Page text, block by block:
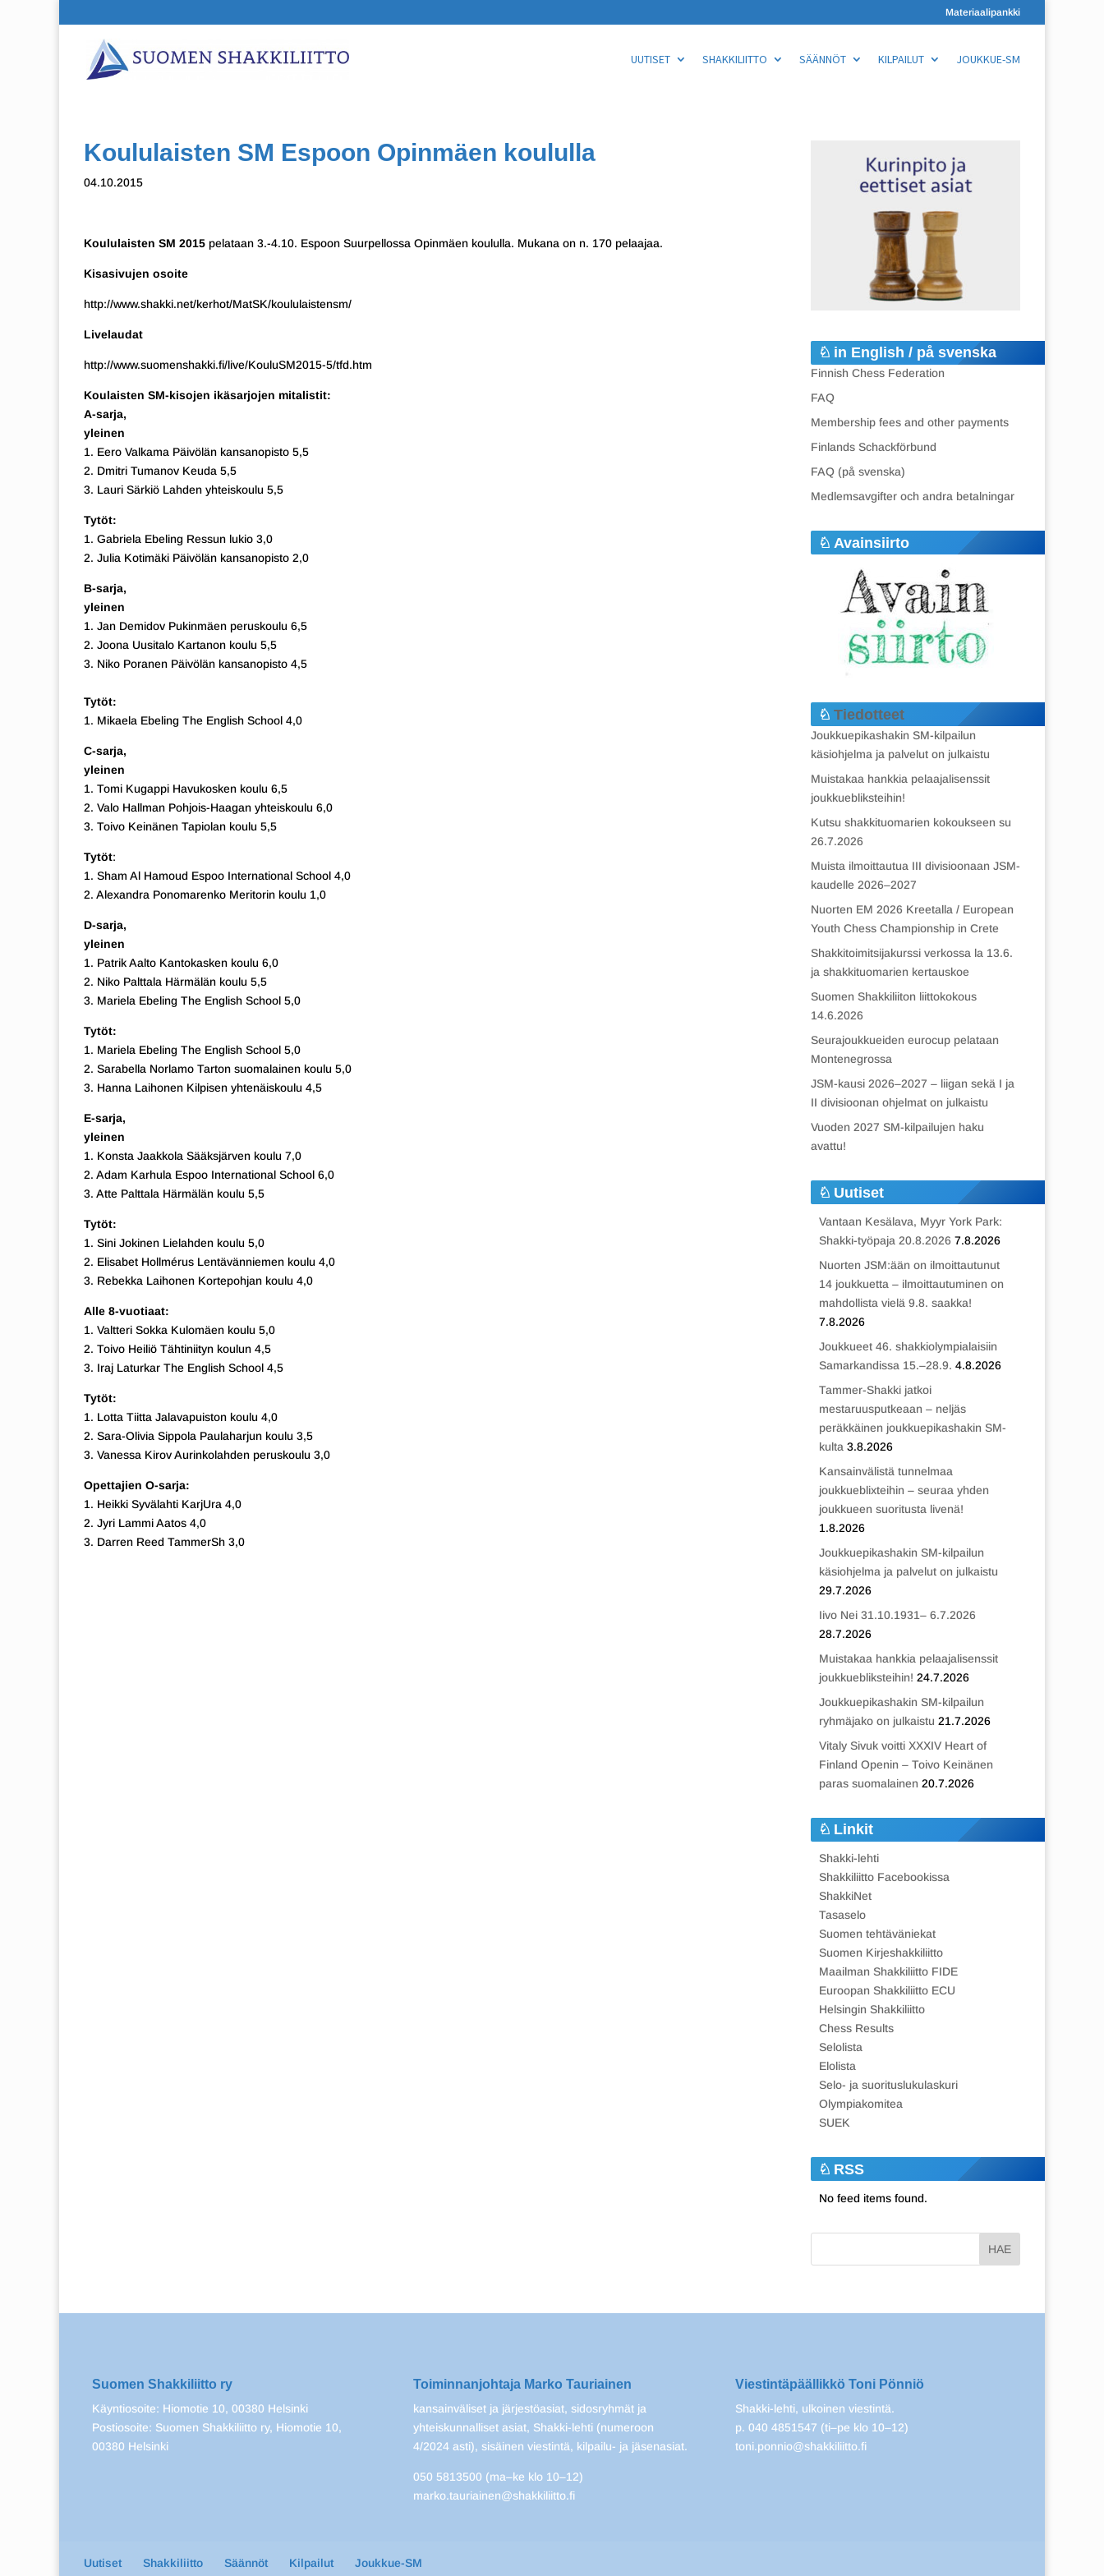
Materiaalipankki
UUTISET SHAKKILIITTO SÄÄNNÖT KILPAILUT JOUKKUE-SM
Koululaisten SM Espoon Opinmäen koululla
04.10.2015
Koululaisten SM 2015 pelataan 3.-4.10. Espoon Suurpellossa Opinmäen koululla. Mukana on n. 170 pelaajaa.
Kisasivujen osoite
http://www.shakki.net/kerhot/MatSK/koululaistensm/
Livelaudat
http://www.suomenshakki.fi/live/KouluSM2015-5/tfd.htm
Koulaisten SM-kisojen ikäsarjojen mitalistit:
A-sarja,
yleinen
1. Eero Valkama Päivölän kansanopisto 5,5
2. Dmitri Tumanov Keuda 5,5
3. Lauri Särkiö Lahden yhteiskoulu 5,5
Tytöt:
1. Gabriela Ebeling Ressun lukio 3,0
2. Julia Kotimäki Päivölän kansanopisto 2,0
B-sarja,
yleinen
1. Jan Demidov Pukinmäen peruskoulu 6,5
2. Joona Uusitalo Kartanon koulu 5,5
3. Niko Poranen Päivölän kansanopisto 4,5
Tytöt:
1. Mikaela Ebeling The English School 4,0
C-sarja,
yleinen
1. Tomi Kugappi Havukosken koulu 6,5
2. Valo Hallman Pohjois-Haagan yhteiskoulu 6,0
3. Toivo Keinänen Tapiolan koulu 5,5
Tytöt:
1. Sham Al Hamoud Espoo International School 4,0
2. Alexandra Ponomarenko Meritorin koulu 1,0
D-sarja,
yleinen
1. Patrik Aalto Kantokasken koulu 6,0
2. Niko Palttala Härmälän koulu 5,5
3. Mariela Ebeling The English School 5,0
Tytöt:
1. Mariela Ebeling The English School 5,0
2. Sarabella Norlamo Tarton suomalainen koulu 5,0
3. Hanna Laihonen Kilpisen yhtenäiskoulu 4,5
E-sarja,
yleinen
1. Konsta Jaakkola Sääksjärven koulu 7,0
2. Adam Karhula Espoo International School 6,0
3. Atte Palttala Härmälän koulu 5,5
Tytöt:
1. Sini Jokinen Lielahden koulu 5,0
2. Elisabet Hollmérus Lentävänniemen koulu 4,0
3. Rebekka Laihonen Kortepohjan koulu 4,0
Alle 8-vuotiaat:
1. Valtteri Sokka Kulomäen koulu 5,0
2. Toivo Heiliö Tähtiniityn koulun 4,5
3. Iraj Laturkar The English School 4,5
Tytöt:
1. Lotta Tiitta Jalavapuiston koulu 4,0
2. Sara-Olivia Sippola Paulaharjun koulu 3,5
3. Vanessa Kirov Aurinkolahden peruskoulu 3,0
Opettajien O-sarja:
1. Heikki Syvälahti KarjUra 4,0
2. Jyri Lammi Aatos 4,0
3. Darren Reed TammerSh 3,0
in English / på svenska
Finnish Chess Federation
FAQ
Membership fees and other payments
Finlands Schackförbund
FAQ (på svenska)
Medlemsavgifter och andra betalningar
Avainsiirto
Tiedotteet
Joukkuepikashakin SM-kilpailun
käsiohjelma ja palvelut on julkaistu
Muistakaa hankkia pelaajalisenssit
joukkuebliksteihin!
Kutsu shakkituomarien kokoukseen su
26.7.2026
Muista ilmoittautua III divisioonaan JSM-
kaudelle 2026–2027
Nuorten EM 2026 Kreetalla / European
Youth Chess Championship in Crete
Shakkitoimitsijakurssi verkossa la 13.6.
ja shakkituomarien kertauskoe
Suomen Shakkiliiton liittokokous
14.6.2026
Seurajoukkueiden eurocup pelataan
Montenegrossa
JSM-kausi 2026–2027 – liigan sekä I ja
II divisioonan ohjelmat on julkaistu
Vuoden 2027 SM-kilpailujen haku
avattu!
Uutiset
Vantaan Kesälava, Myyr York Park:
Shakki-työpaja 20.8.2026 7.8.2026
Nuorten JSM:ään on ilmoittautunut
14 joukkuetta – ilmoittautuminen on
mahdollista vielä 9.8. saakka!
7.8.2026
Joukkueet 46. shakkiolympialaisiin
Samarkandissa 15.–28.9. 4.8.2026
Tammer-Shakki jatkoi
mestaruusputkeaan – neljäs
peräkkäinen joukkuepikashakin SM-
kulta 3.8.2026
Kansainvälistä tunnelmaa
joukkueblixteihin – seuraa yhden
joukkueen suoritusta livenä!
1.8.2026
Joukkuepikashakin SM-kilpailun
käsiohjelma ja palvelut on julkaistu
29.7.2026
Iivo Nei 31.10.1931– 6.7.2026
28.7.2026
Muistakaa hankkia pelaajalisenssit
joukkuebliksteihin! 24.7.2026
Joukkuepikashakin SM-kilpailun
ryhmäjako on julkaistu 21.7.2026
Vitaly Sivuk voitti XXXIV Heart of
Finland Openin – Toivo Keinänen
paras suomalainen 20.7.2026
Linkit
Shakki-lehti
Shakkiliitto Facebookissa
ShakkiNet
Tasaselo
Suomen tehtäväniekat
Suomen Kirjeshakkiliitto
Maailman Shakkiliitto FIDE
Euroopan Shakkiliitto ECU
Helsingin Shakkiliitto
Chess Results
Selolista
Elolista
Selo- ja suorituslukulaskuri
Olympiakomitea
SUEK
RSS
No feed items found.
Suomen Shakkiliitto ry
Käyntiosoite: Hiomotie 10, 00380 Helsinki
Postiosoite: Suomen Shakkiliitto ry, Hiomotie 10,
00380 Helsinki
Toiminnanjohtaja Marko Tauriainen
kansainväliset ja järjestöasiat, sidosryhmät ja
yhteiskunnalliset asiat, Shakki-lehti (numeroon
4/2024 asti), sisäinen viestintä, kilpailu- ja jäsenasiat.
050 5813500 (ma–ke klo 10–12)
marko.tauriainen@shakkiliitto.fi
Viestintäpäällikkö Toni Pönniö
Shakki-lehti, ulkoinen viestintä.
p. 040 4851547 (ti–pe klo 10–12)
toni.ponnio@shakkiliitto.fi
Uutiset Shakkiliitto Säännöt Kilpailut Joukkue-SM